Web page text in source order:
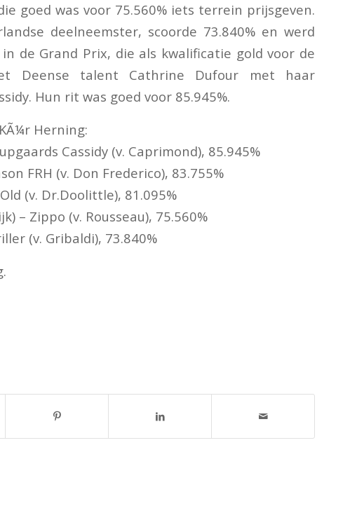
goed was voor 75.560% iets terrein prijsgeven.
deelneemster, scoorde 73.840% en werd
de Grand Prix, die als kwalificatie gold voor de
Deense talent Cathrine Dufour met haar
Hun rit was goed voor 85.945%.
Herning:
Cassidy (v. Caprimond), 85.945%
FRH (v. Don Frederico), 83.755%
(v. Dr.Doolittle), 81.095%
– Zippo (v. Rousseau), 75.560%
(v. Gribaldi), 73.840%